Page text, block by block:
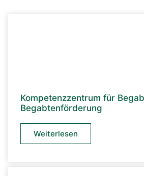
Kompetenzzentrum für
Begabtenförderung
Weiterlesen